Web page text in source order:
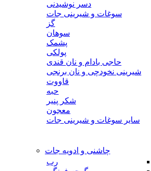
دسر نوشیدنی
سوغات و شیرینی جات
گز
سوهان
پشمک
پولکی
حاجی بادام و نان قندی
شیرینی نخودچی و نان برنجی
قاووت
حبه
شکر پنیر
معجون
سایر سوغات و شیرینی جات
چاشنی و ادویه جات
رب